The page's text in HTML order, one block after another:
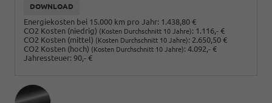
DOWNLOAD
Energiekosten bei 15.000 km pro Jahr: 1.438,80 €
CO2 Kosten (niedrig) (Kosten Durchschnitt 10 Jahre): 1.116,- €
CO2 Kosten (mittel) (Kosten Durchschnitt 10 Jahre): 2.650,50 €
CO2 Kosten (hoch) (Kosten Durchschnitt 10 Jahre): 4.092,- €
Jahressteuer: 90,- €